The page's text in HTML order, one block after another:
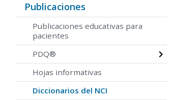
Publicaciones
Publicaciones educativas para
pacientes
PDQ®
Hojas informativas
Diccionarios del NCI